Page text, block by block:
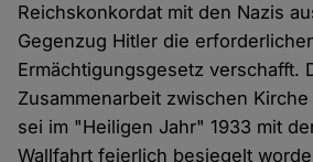
Reichskonkordat mit den Nazis
Gegenzug Hitler die
Ermächtigungsgesetz verschafft.
Zusammenarbeit zwischen
sei im "Heiligen Jahr" 1933 mit
Wallfahrt feierlich besiegelt